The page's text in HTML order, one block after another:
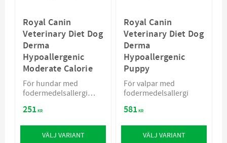
Royal Canin
Veterinary Diet Dog
Derma
Hypoallergenic
Moderate Calorie
För hundar med
fodermedelsallergi
energiinnehåll
251KR
VÄLJ VARIANT
Royal Canin
Veterinary Diet Dog
Derma
Hypoallergenic
Puppy
För valpar med
fodermedelsallergi
581KR
VÄLJ VARIANT